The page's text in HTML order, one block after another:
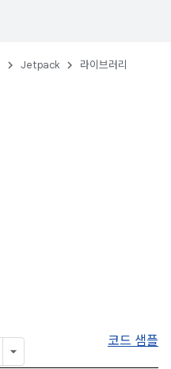
Jetpack 라이브러리
코드 샘플